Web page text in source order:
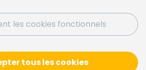
les cookies fonctionnels
tous les cookies